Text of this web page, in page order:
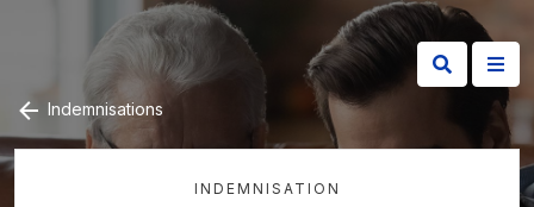
Indemnisations
INDEMNISATION